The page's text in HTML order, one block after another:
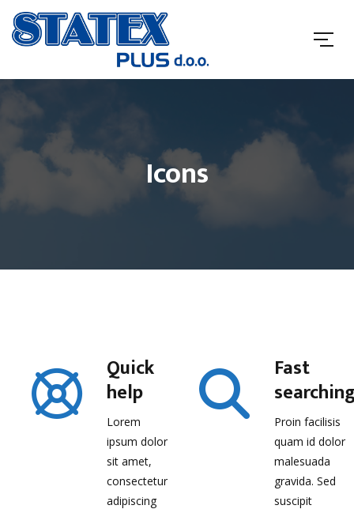
Icons
Quick
help
Lorem
ipsum dolor
sit amet,
consectetur
adipiscing
Fast
Proin facilisis
quam id dolor
malesuada
gravida. Sed
suscipit